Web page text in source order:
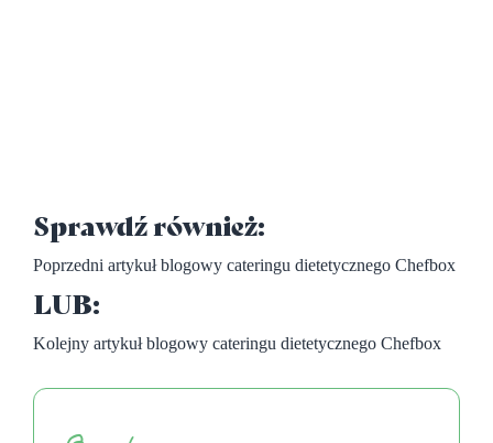
Sprawdź również:
Poprzedni artykuł blogowy cateringu dietetycznego Chefbox
LUB:
Kolejny artykuł blogowy cateringu dietetycznego Chefbox